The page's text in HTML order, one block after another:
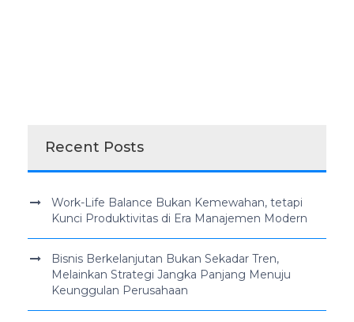
Recent Posts
Work-Life Balance Bukan Kemewahan, tetapi
Kunci Produktivitas di Era Manajemen Modern
Bisnis Berkelanjutan Bukan Sekadar Tren,
Melainkan Strategi Jangka Panjang Menuju
Keunggulan Perusahaan